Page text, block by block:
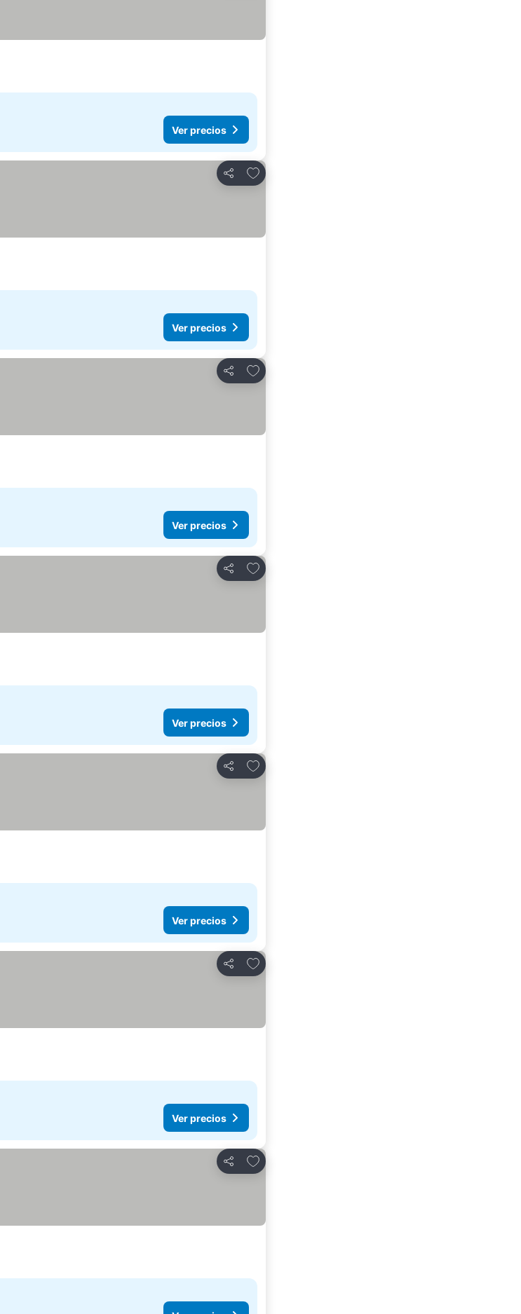
Ver precios
Compartir
Añadir a favoritos
Ver precios
Compartir
Añadir a favoritos
Ver precios
Compartir
Añadir a favoritos
Ver precios
Compartir
Añadir a favoritos
Ver precios
Compartir
Añadir a favoritos
Ver precios
Compartir
Añadir a favoritos